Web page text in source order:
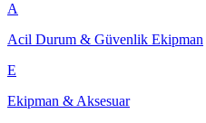
A
Acil Durum & Güvenlik Ekipman
E
Ekipman & Aksesuar